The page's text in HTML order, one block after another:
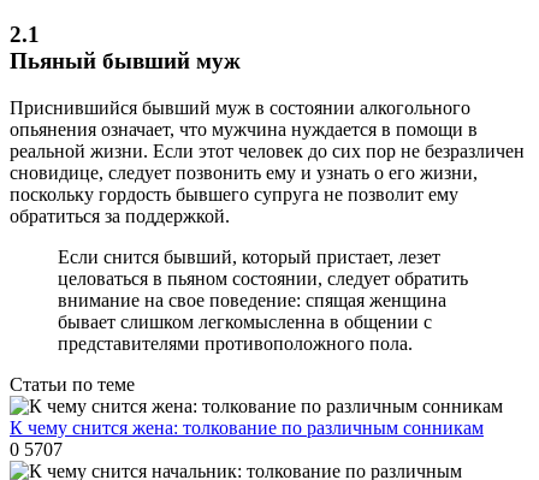
2.1
Пьяный бывший муж
Приснившийся бывший муж в состоянии алкогольного
опьянения означает, что мужчина нуждается в помощи в
реальной жизни. Если этот человек до сих пор не безразличен
сновидице, следует позвонить ему и узнать о его жизни,
поскольку гордость бывшего супруга не позволит ему
обратиться за поддержкой.
Если снится бывший, который пристает, лезет
целоваться в пьяном состоянии, следует обратить
внимание на свое поведение: спящая женщина
бывает слишком легкомысленна в общении с
представителями противоположного пола.
Статьи по теме
К чему снится жена: толкование по различным сонникам
0 5707